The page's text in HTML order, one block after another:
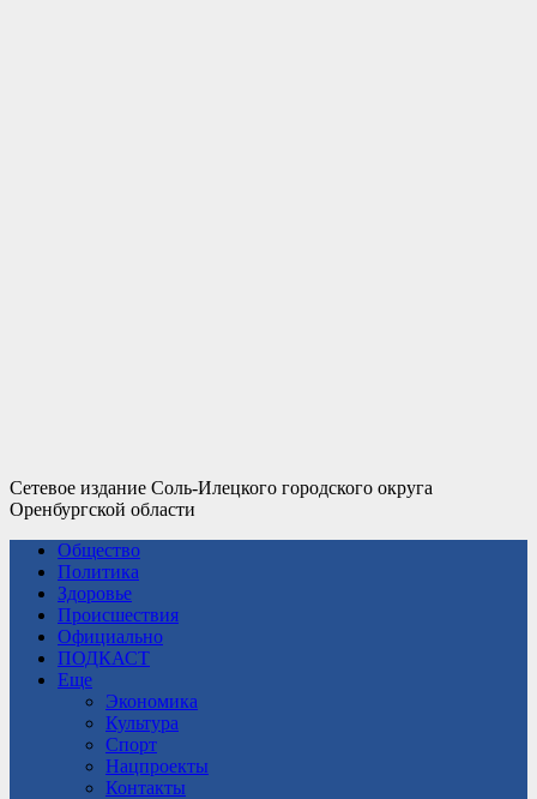
Сетевое издание Соль-Илецкого городского округа
Оренбургской области
Общество
Политика
Здоровье
Происшествия
Официально
ПОДКАСТ
Еще
Экономика
Культура
Спорт
Нацпроекты
Контакты